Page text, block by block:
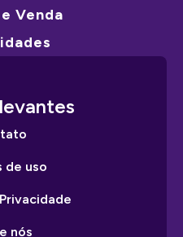
Venda
de uso
nós